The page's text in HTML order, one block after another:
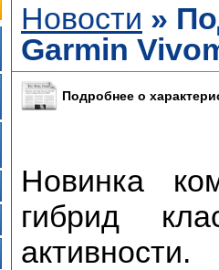
Новости »
Garmin
Подробнее о
Новинка
гибрид
активности.